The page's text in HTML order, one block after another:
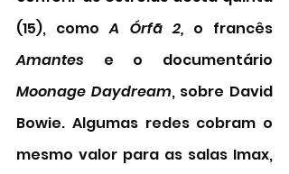
(15), como A Órfã 2,
Amantes
Moonage Daydream, sobre David
Bowie. Algumas redes cobram o
mesmo valor para as salas Imax,